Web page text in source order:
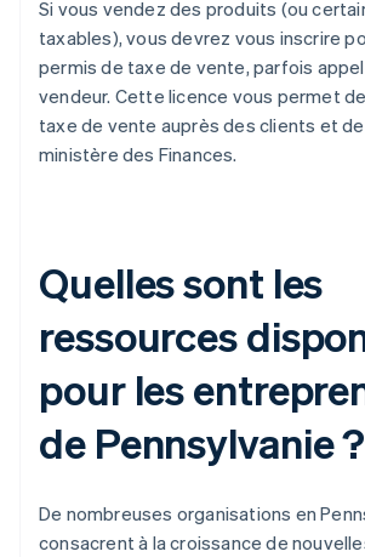
Si vous vendez des produits (ou
taxables), vous devrez vous inscrire
permis de taxe de vente, parfois
vendeur. Cette licence vous permet
taxe de vente auprès des clients et
ministère des Finances.
Quelles sont les
ressources
pour les
de Pennsylvanie ?
De nombreuses organisations en
consacrent à la croissance de